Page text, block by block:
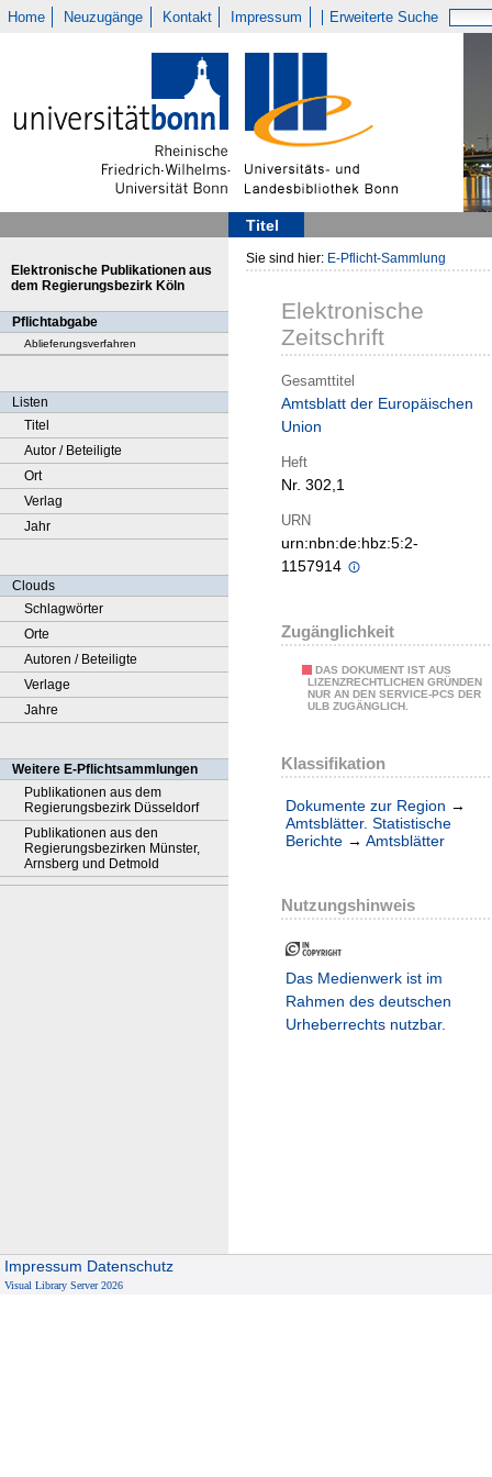
Home Neuzugänge Kontakt Impressum Erweiterte Suche
Titel
Elektronische Publikationen aus
dem Regierungsbezirk Köln
Pflichtabgabe
Ablieferungsverfahren
Listen
Titel
Autor / Beteiligte
Ort
Verlag
Jahr
Clouds
Schlagwörter
Orte
Autoren / Beteiligte
Verlage
Jahre
Weitere E-Pflichtsammlungen
Publikationen aus dem
Regierungsbezirk Düsseldorf
Publikationen aus den
Regierungsbezirken Münster,
Arnsberg und Detmold
Sie sind hier: E-Pflicht-Sammlung
Elektronische
Zeitschrift
Gesamttitel
Amtsblatt der Europäischen
Union
Heft
Nr. 302,1
URN
urn:nbn:de:hbz:5:2-
1157914
Zugänglichkeit
DAS DOKUMENT IST AUS
LIZENZRECHTLICHEN GRÜNDEN
NUR AN DEN SERVICE-PCS DER
ULB ZUGÄNGLICH.
Klassifikation
Dokumente zur Region →
Amtsblätter. Statistische
Berichte → Amtsblätter
Nutzungshinweis
Das Medienwerk ist im
Rahmen des deutschen
Urheberrechts nutzbar.
Impressum Datenschutz
Visual Library Server 2026